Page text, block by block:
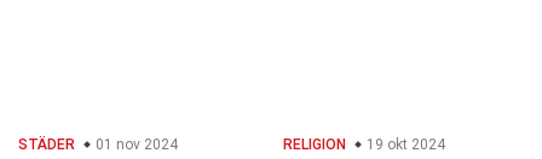
STÄDER 01 nov 2024 RELIGION 19 okt 2024